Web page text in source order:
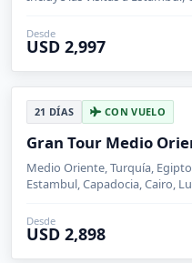
Desde
USD 2,997
21 DÍAS CON VUELO
Gran Tour Medio
Medio Oriente, Turquía,
Estambul, Capadocia, Cairo,
Dubái, Monte Nebo
Desde
USD 2,898